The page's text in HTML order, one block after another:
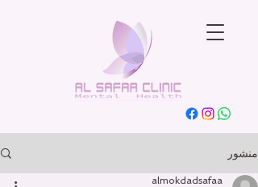
منشور
almokdadsafaa